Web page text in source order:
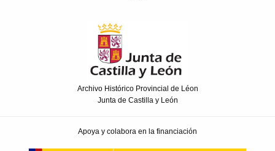
Archivo Histórico Provincial de Léon
Junta de Castilla y León
Apoya y colabora en la financiación